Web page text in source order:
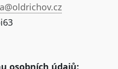
osobních údajů: